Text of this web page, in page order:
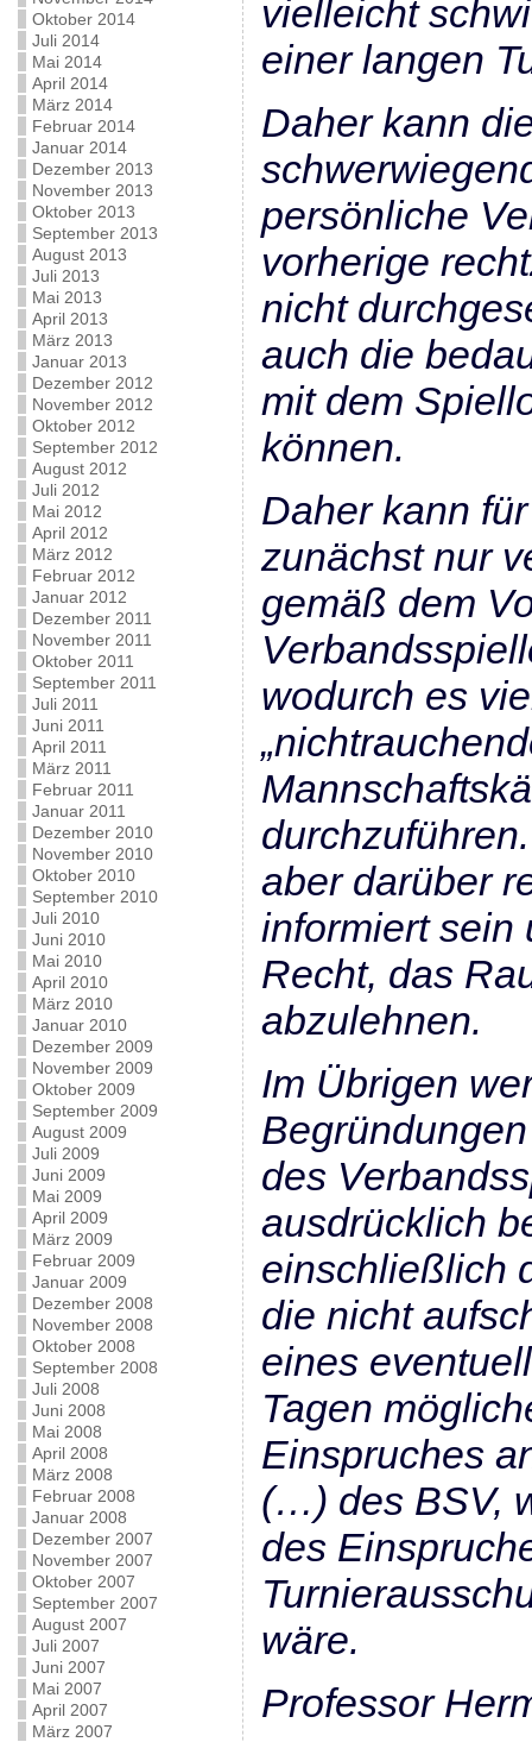
Oktober 2014
Juli 2014
Mai 2014
April 2014
März 2014
Februar 2014
Januar 2014
Dezember 2013
November 2013
Oktober 2013
September 2013
August 2013
Juli 2013
Mai 2013
April 2013
März 2013
Januar 2013
Dezember 2012
November 2012
Oktober 2012
September 2012
August 2012
Juli 2012
Mai 2012
April 2012
März 2012
Februar 2012
Januar 2012
Dezember 2011
November 2011
Oktober 2011
September 2011
Juli 2011
Juni 2011
April 2011
März 2011
Februar 2011
Januar 2011
Dezember 2010
November 2010
Oktober 2010
September 2010
Juli 2010
Juni 2010
Mai 2010
April 2010
März 2010
Januar 2010
Dezember 2009
November 2009
Oktober 2009
September 2009
August 2009
Juli 2009
Juni 2009
Mai 2009
April 2009
März 2009
Februar 2009
Januar 2009
Dezember 2008
November 2008
Oktober 2008
September 2008
Juli 2008
Juni 2008
Mai 2008
April 2008
März 2008
Februar 2008
Januar 2008
Dezember 2007
November 2007
Oktober 2007
September 2007
August 2007
Juli 2007
Juni 2007
Mai 2007
April 2007
März 2007
vielleicht
einer langen
Daher kann
persönliche
vorherige
nicht
auch die
mit dem
können.
Daher kann
zunächst nur
gemäß dem
wodurch es
aber darüber
informiert sein
Recht, das
abzulehnen.
Im Übrigen
des
ausdrücklich
einschließlich
die nicht
eines
Tagen
Einspruches
(…) des BSV,
des
wäre.
Professor